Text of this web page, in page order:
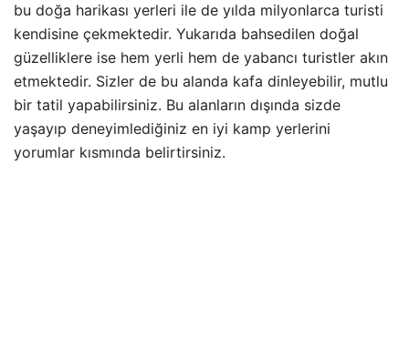
bu doğa harikası yerleri ile de yılda milyonlarca turisti
kendisine çekmektedir. Yukarıda bahsedilen doğal
güzelliklere ise hem yerli hem de yabancı turistler akın
etmektedir. Sizler de bu alanda kafa dinleyebilir, mutlu
bir tatil yapabilirsiniz. Bu alanların dışında sizde
yaşayıp deneyimlediğiniz en iyi kamp yerlerini
yorumlar kısmında belirtirsiniz.